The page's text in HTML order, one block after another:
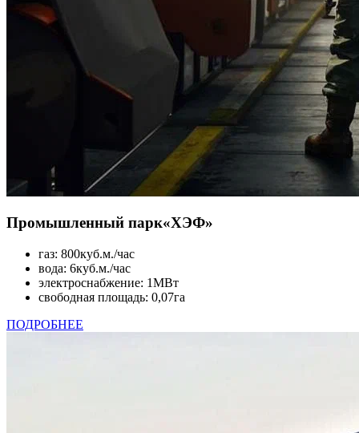
Промышленный парк«ХЭФ»
газ: 800куб.м./час
вода: 6куб.м./час
электроснабжение: 1МВт
свободная площадь: 0,07га
ПОДРОБНЕЕ